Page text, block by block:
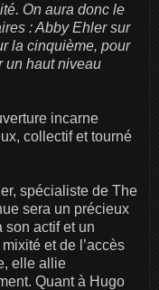
On aura donc le
: Abby Ehler sur
la cinquième, pour
un haut niveau
incarne
collectif et tourné
spécialiste de The
sera un précieux
son actif et un
et de l’accès
elle allie
Quant à Hugo